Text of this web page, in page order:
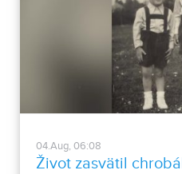
04.Aug, 06:08
Život zasvätil